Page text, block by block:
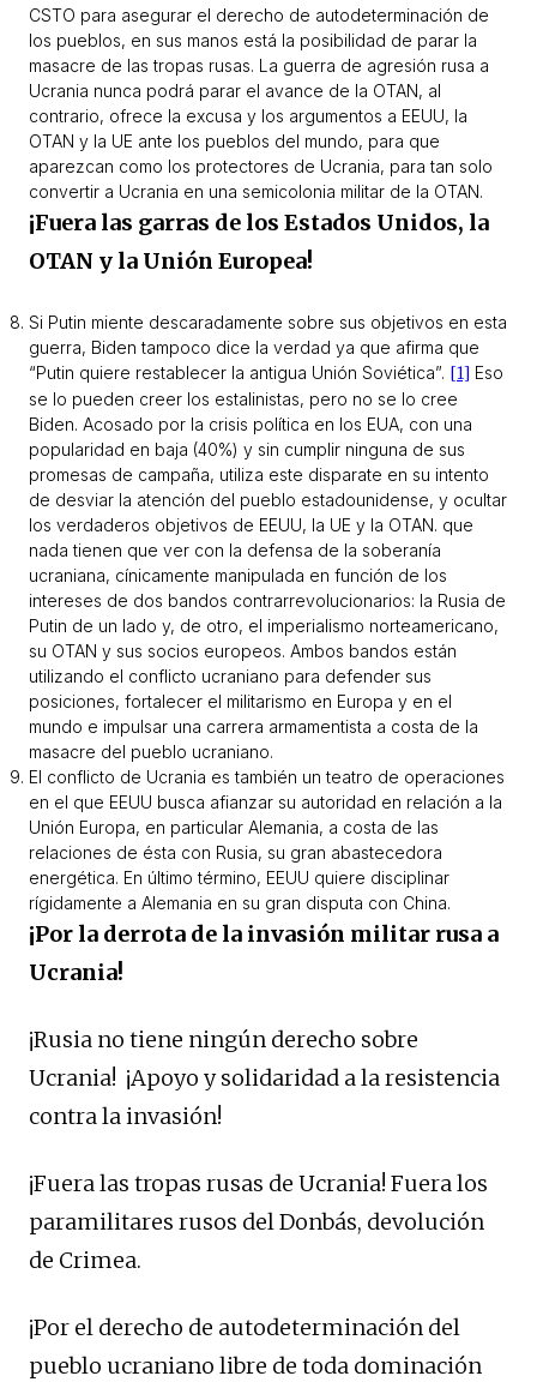
CSTO para asegurar el derecho de autodeterminación de
los pueblos, en sus manos está la posibilidad de parar la
masacre de las tropas rusas. La guerra de agresión rusa a
Ucrania nunca podrá parar el avance de la OTAN, al
contrario, ofrece la excusa y los argumentos a EEUU, la
OTAN y la UE ante los pueblos del mundo, para que
aparezcan como los protectores de Ucrania, para tan solo
convertir a Ucrania en una semicolonia militar de la OTAN.
¡Fuera las garras de los Estados Unidos, la
OTAN y la Unión Europea!
Si Putin miente descaradamente sobre sus objetivos en esta
guerra, Biden tampoco dice la verdad ya que afirma que
“Putin quiere restablecer la antigua Unión Soviética”. [1] Eso
se lo pueden creer los estalinistas, pero no se lo cree
Biden. Acosado por la crisis política en los EUA, con una
popularidad en baja (40%) y sin cumplir ninguna de sus
promesas de campaña, utiliza este disparate en su intento
de desviar la atención del pueblo estadounidense, y ocultar
los verdaderos objetivos de EEUU, la UE y la OTAN. que
nada tienen que ver con la defensa de la soberanía
ucraniana, cínicamente manipulada en función de los
intereses de dos bandos contrarrevolucionarios: la Rusia de
Putin de un lado y, de otro, el imperialismo norteamericano,
su OTAN y sus socios europeos. Ambos bandos están
utilizando el conflicto ucraniano para defender sus
posiciones, fortalecer el militarismo en Europa y en el
mundo e impulsar una carrera armamentista a costa de la
masacre del pueblo ucraniano.
El conflicto de Ucrania es también un teatro de operaciones
en el que EEUU busca afianzar su autoridad en relación a la
Unión Europa, en particular Alemania, a costa de las
relaciones de ésta con Rusia, su gran abastecedora
energética. En último término, EEUU quiere disciplinar
rígidamente a Alemania en su gran disputa con China.
¡Por la derrota de la invasión militar rusa a
Ucrania!
¡Rusia no tiene ningún derecho sobre
Ucrania! ¡Apoyo y solidaridad a la resistencia
contra la invasión!
¡Fuera las tropas rusas de Ucrania! Fuera los
paramilitares rusos del Donbás, devolución
de Crimea.
¡Por el derecho de autodeterminación del
pueblo ucraniano libre de toda dominación